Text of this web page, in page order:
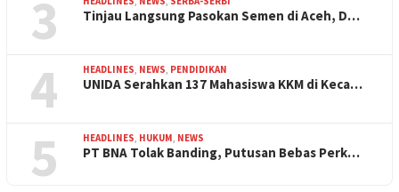
3 Tinjau Langsung Pasokan Semen di Aceh, D…
4 HEADLINES, NEWS, PENDIDIKAN
UNIDA Serahkan 137 Mahasiswa KKM di Keca…
5 HEADLINES, HUKUM, NEWS
PT BNA Tolak Banding, Putusan Bebas Perk…